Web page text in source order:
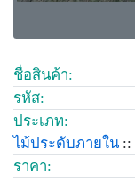
ชื่อสินค้า:
รหัส:
ประเภท:
ไม้ประดับภายใน ::
ราคา: